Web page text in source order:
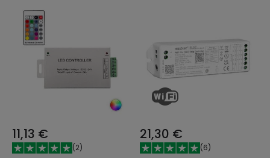
11,13 €
(2)
21,30 €
(6)